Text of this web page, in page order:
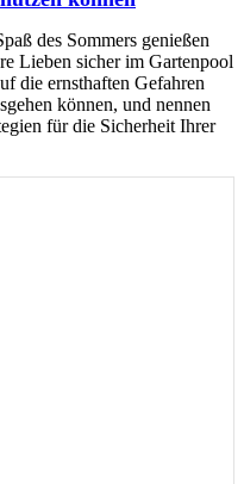
des Sommers genießen
Lieben sicher im Gartenpool
die ernsthaften Gefahren
können, und nennen
für die Sicherheit Ihrer